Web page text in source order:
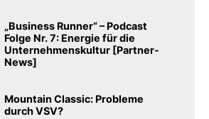
„Business Runner“ – Podcast
Folge Nr. 7: Energie für die
Unternehmenskultur [Partner-
News]
Mountain Classic: Probleme
durch VSV?